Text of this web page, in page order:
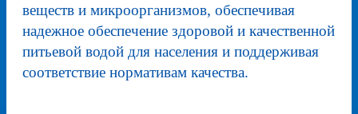
веществ и микроорганизмов, обеспечивая
надежное обеспечение здоровой и качественной
питьевой водой для населения и поддерживая
соответствие нормативам качества.